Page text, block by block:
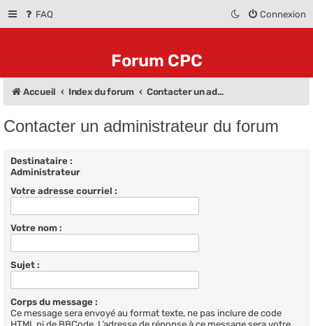
FAQ Connexion
Forum CPC
Accueil Index du forum Contacter un administrateur du forum
Contacter un administrateur du forum
Destinataire :
Administrateur
Votre adresse courriel :
Votre nom :
Sujet :
Corps du message :
Ce message sera envoyé au format texte, ne pas inclure de code